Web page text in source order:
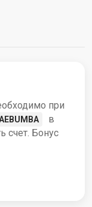
при
в
счет. Бонус